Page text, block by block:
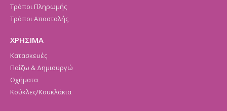
Τρόποι Πληρωμής
Τρόποι Αποστολής
ΧΡΗΣΙΜΑ
Κατασκευές
Παίζω & Δημιουργώ
Οχήματα
Κούκλες/Κουκλάκια